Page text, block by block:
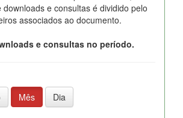
downloads e consultas é dividido pelo
associados ao documento.
e consultas no período.
Mês Dia